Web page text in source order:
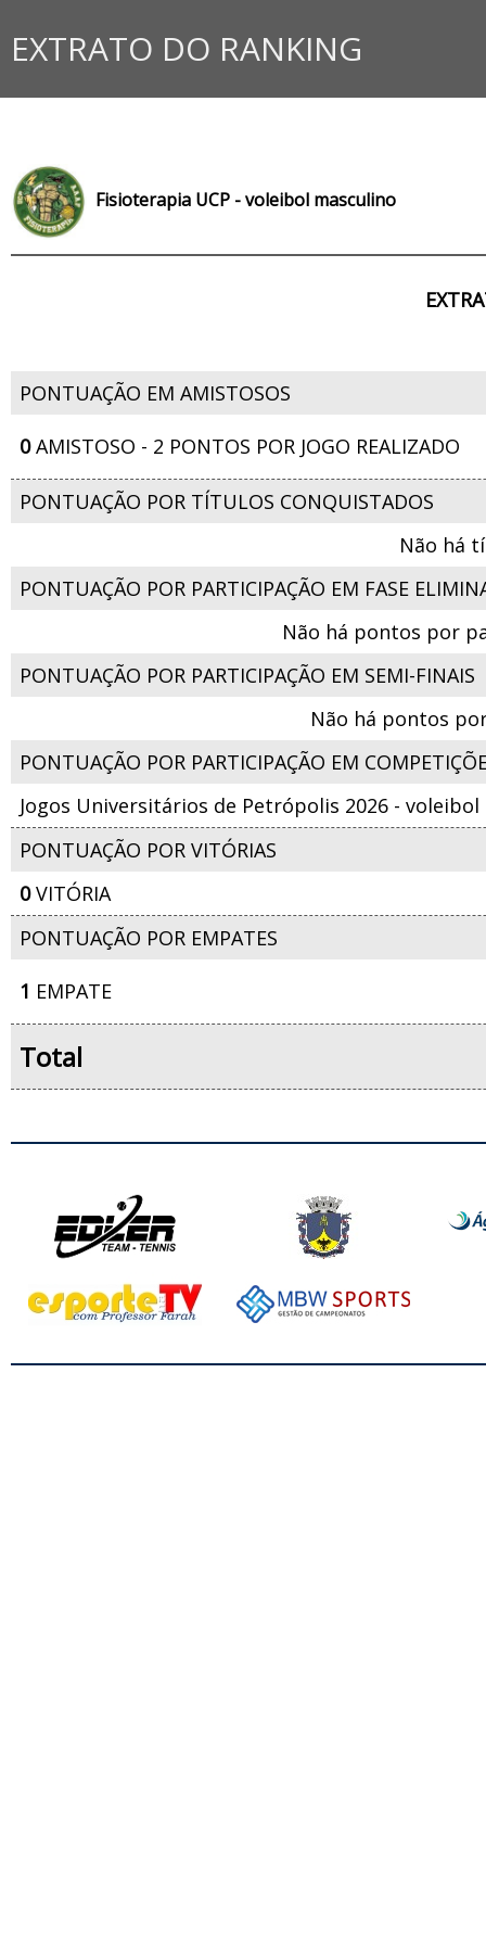
EXTRATO DO RANKING
Fisioterapia UCP - voleibol masculino
PONTUAÇÃO EM AMISTOSOS
0AMISTOSO - 2 PONTOS POR JOGO REALIZADO
PONTUAÇÃO POR TÍTULOS CONQUISTADOS
Não há
PONTUAÇÃO POR PARTICIPAÇÃO EM FASE
Não há pontos por
PONTUAÇÃO POR PARTICIPAÇÃO EM SEMI-FINAIS
Não há pontos
PONTUAÇÃO POR PARTICIPAÇÃO EM
Jogos Universitários de Petrópolis 2026 -
PONTUAÇÃO POR VITÓRIAS
0VITÓRIA
PONTUAÇÃO POR EMPATES
1 EMPATE
Total